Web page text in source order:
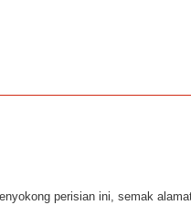
perisian ini, semak